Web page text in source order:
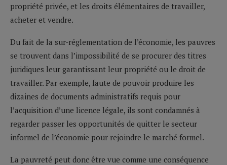
propriété privée, et les droits élémentaires de travailler,
acheter et vendre.
Du fait de la sur-réglementation de l’économie, les pauvres
se trouvent dans l’impossibilité de se procurer des titres
juridiques leur garantissant leur propriété ou le droit de
travailler. Par exemple, faute de pouvoir produire les
dizaines de documents administratifs requis pour
l’acquisition d’une licence légale, ils sont condamnés à
regarder passer les opportunités de quitter le secteur
informel de l’économie pour rejoindre le marché formel.
La pauvreté peut donc être vue comme une conséquence